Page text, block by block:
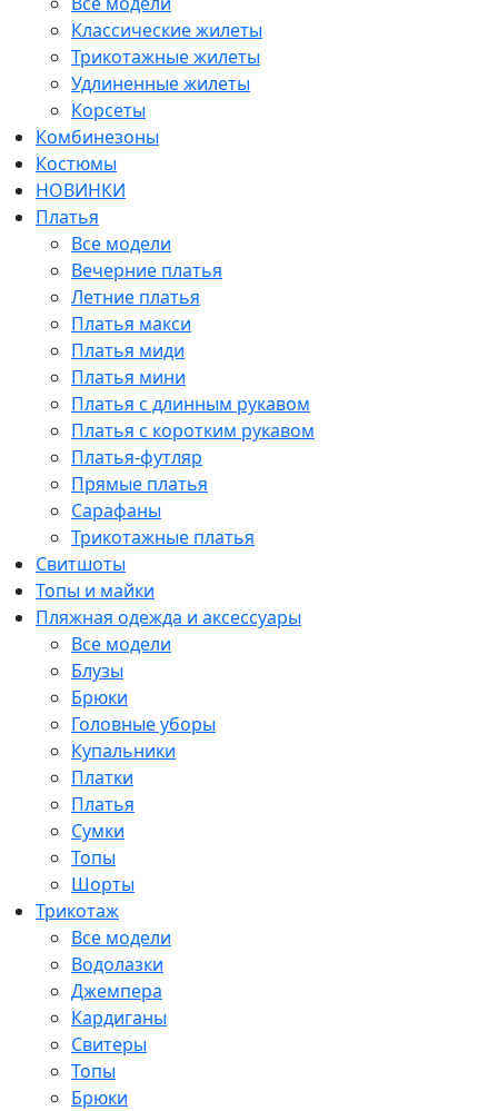
Классические жилеты
Трикотажные жилеты
Удлиненные жилеты
Корсеты
Комбинезоны
Костюмы
НОВИНКИ
Платья
Все модели
Вечерние платья
Летние платья
Платья макси
Платья миди
Платья мини
Платья с длинным рукавом
Платья с коротким рукавом
Платья-футляр
Прямые платья
Сарафаны
Трикотажные платья
Свитшоты
Топы и майки
Пляжная одежда и аксессуары
Все модели
Блузы
Брюки
Головные уборы
Купальники
Платки
Платья
Сумки
Топы
Шорты
Трикотаж
Все модели
Водолазки
Джемпера
Кардиганы
Свитеры
Топы
Брюки